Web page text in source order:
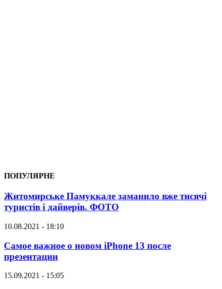
ПОПУЛЯРНЕ
Житомирське Памуккале заманило вже тисячі
туристів і дайверів. ФОТО
10.08.2021 - 18:10
Самое важное о новом iPhone 13 после
презентации
15.09.2021 - 15:05